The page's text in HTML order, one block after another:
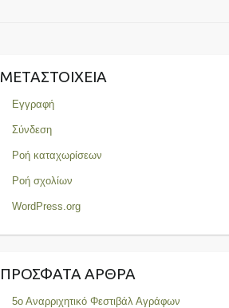
ΜΕΤΑΣΤΟΙΧΕΊΑ
Εγγραφή
Σύνδεση
Ροή καταχωρίσεων
Ροή σχολίων
WordPress.org
ΠΡΌΣΦΑΤΑ ΆΡΘΡΑ
5ο Αναρριχητικό Φεστιβάλ Αγράφων